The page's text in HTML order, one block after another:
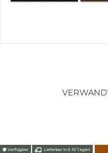
⬤ Verfügbar Lieferbar in 5-10 Tagen